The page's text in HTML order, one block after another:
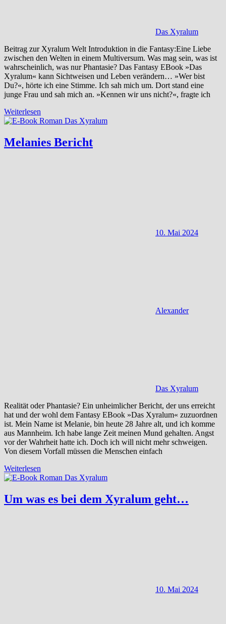
Das Xyralum
Beitrag zur Xyralum Welt Introduktion in die Fantasy:Eine Liebe
zwischen den Welten in einem Multiversum. Was mag sein, was ist
wahrscheinlich, was nur Phantasie? Das Fantasy EBook »Das
Xyralum« kann Sichtweisen und Leben verändern… »Wer bist
Du?«, hörte ich eine Stimme. Ich sah mich um. Dort stand eine
junge Frau und sah mich an. »Kennen wir uns nicht?«, fragte ich
Weiterlesen
Melanies Bericht
10. Mai 2024
Alexander
Das Xyralum
Realität oder Phantasie? Ein unheimlicher Bericht, der uns erreicht
hat und der wohl dem Fantasy EBook »Das Xyralum« zuzuordnen
ist. Mein Name ist Melanie, bin heute 28 Jahre alt, und ich komme
aus Mannheim. Ich habe lange Zeit meinen Mund gehalten. Angst
vor der Wahrheit hatte ich. Doch ich will nicht mehr schweigen.
Von diesem Vorfall müssen die Menschen einfach
Weiterlesen
Um was es bei dem Xyralum geht…
10. Mai 2024